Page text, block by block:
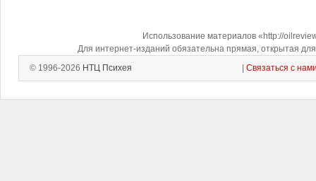
Использование материалов «http://
Для интернет-изданий обязательна прямая, открытая
© 1996-2026 НТЦ Психея Связаться с